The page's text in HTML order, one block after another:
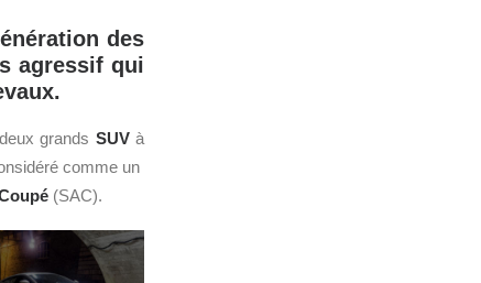
des
agressif qui
grands SUVà
comme un
(SAC).